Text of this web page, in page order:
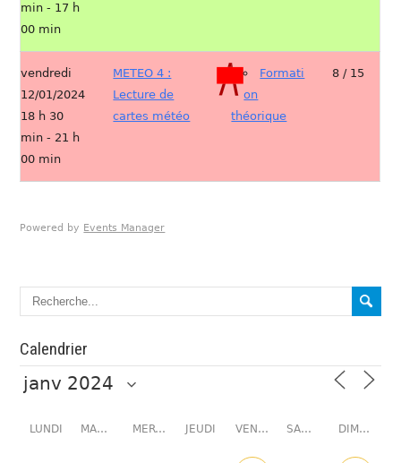
min - 17 h
00 min
vendredi
12/01/2024
18 h 30
min - 21 h
00 min
METEO 4 :
Lecture de
cartes météo
Formati
on
théorique
8 / 15
Powered by Events Manager
Calendrier
LUNDI MARDI MERCREDI JEUDI VENDREDI SAMEDI DIMANCHE